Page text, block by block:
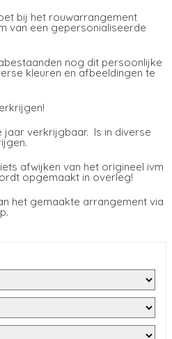
bij het rouwarrangement
van een gepersonialiseerde
nog dit persoonlijke
kleuren en afbeeldingen te
jaar verkrijgbaar. Is in diverse
afwijken van het origineel ivm
opgemaakt in overleg!
het gemaakte arrangement via